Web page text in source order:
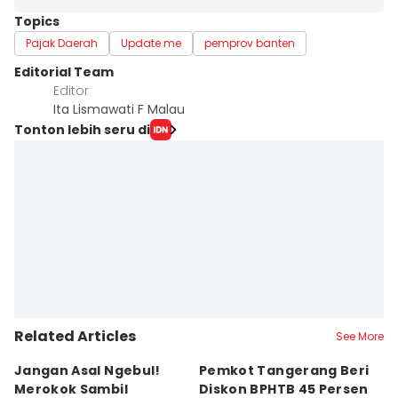
Topics
Pajak Daerah Update me pemprov banten
Editorial Team
Editor
Ita Lismawati F Malau
Tonton lebih seru di
Related Articles See More
Jangan Asal Ngebul!
Merokok Sambil
Pemkot Tangerang Beri
Diskon BPHTB 45 Persen